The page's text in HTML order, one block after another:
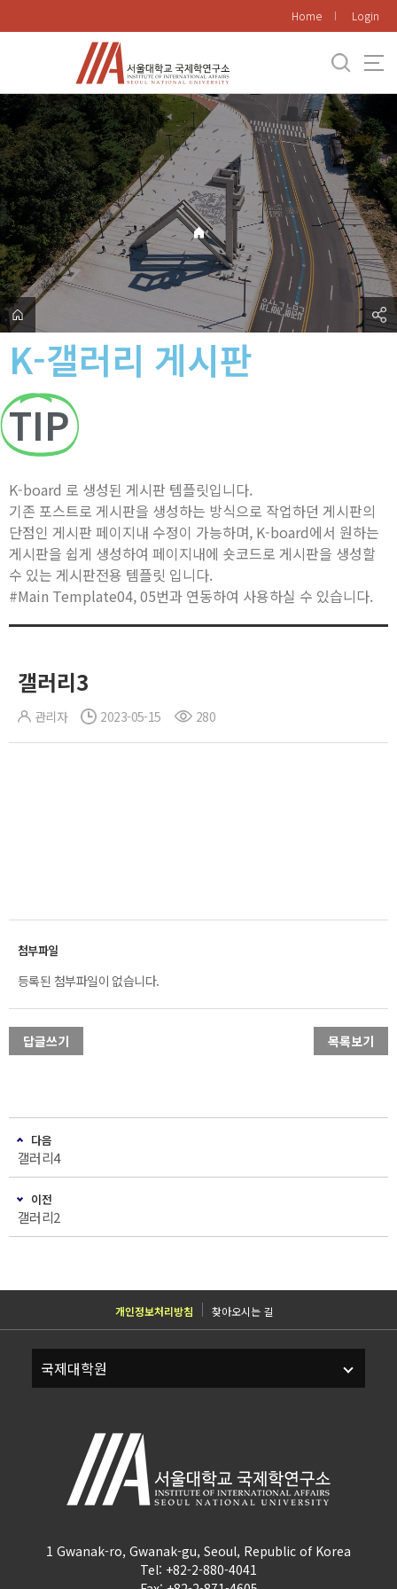
로
메
뉴
Home Login
K-갤러리 게시판
TIP
K-board 로 생성된 게시판 템플릿입니다.
기존 포스트로 게시판을 생성하는 방식으로 작업하던 게시판의
단점인 게시판 페이지내 수정이 가능하며, K-board에서 원하는
게시판을 쉽게 생성하여 페이지내에 숏코드로 게시판을 생성할
수 있는 게시판전용 템플릿 입니다.
#Main Template04, 05번과 연동하여 사용하실 수 있습니다.
갤러리3
관리자 2023-05-15 280
등록된 첨부파일이 없습니다.
답글쓰기 목록보기
다음
갤러리4
이전
갤러리2
개인정보처리방침 찾아오시는 길
1 Gwanak-ro, Gwanak-gu, Seoul, Republic of Korea
Tel: +82-2-880-4041